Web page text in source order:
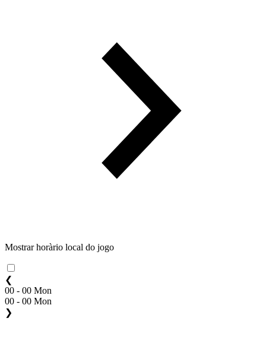
Mostrar horàrio local do jogo
❮
00 - 00 Mon
00 - 00 Mon
❯